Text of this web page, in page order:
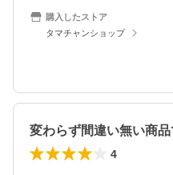
購入したストア
タマチャンショップ
変わらず間違い無い商品
4